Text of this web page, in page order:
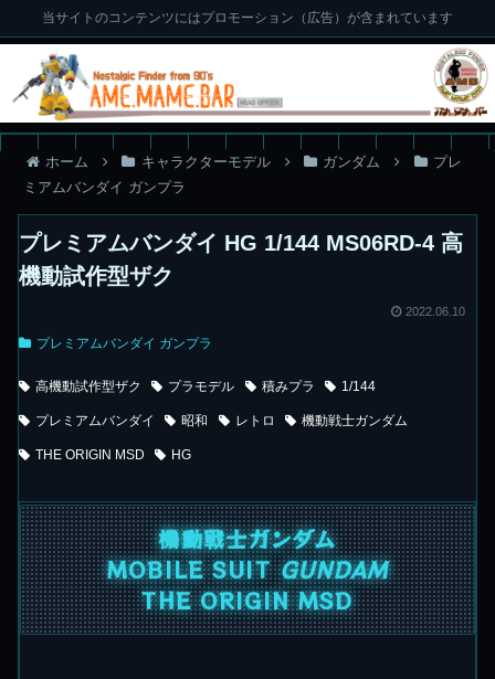
当サイトのコンテンツにはプロモーション（広告）が含まれています
ホーム キャラクターモデル ガンダム
プレ
ミアムバンダイ ガンプラ
プレミアムバンダイ HG 1/144 MS06RD-4 高
機動試作型ザク
2022.06.10
プレミアムバンダイ ガンプラ
高機動試作型ザク プラモデル 積みプラ 1/144
プレミアムバンダイ 昭和 レトロ 機動戦士ガンダム
THE ORIGIN MSD HG
機動戦士ガンダム
MOBILE SUITGUNDAM
THE ORIGIN MSD